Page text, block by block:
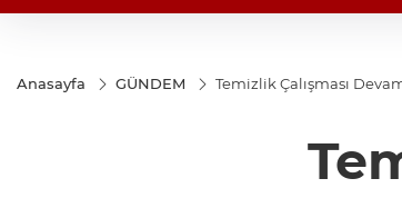
Anasayfa GÜNDEM Temizlik Çalışması